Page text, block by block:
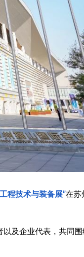
程技术与装备展”在苏
及企业代表，共同